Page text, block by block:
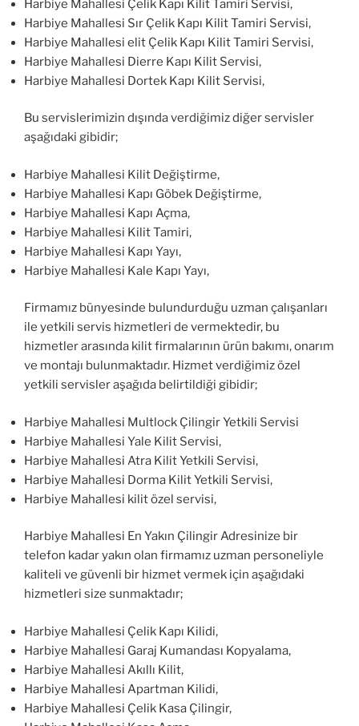
Harbiye Mahallesi Çelik Kapı Kilit Tamiri Servisi,
Harbiye Mahallesi Sır Çelik Kapı Kilit Tamiri Servisi,
Harbiye Mahallesi elit Çelik Kapı Kilit Tamiri Servisi,
Harbiye Mahallesi Dierre Kapı Kilit Servisi,
Harbiye Mahallesi Dortek Kapı Kilit Servisi,
Bu servislerimizin dışında verdiğimiz diğer servisler
aşağıdaki gibidir;
Harbiye Mahallesi Kilit Değiştirme,
Harbiye Mahallesi Kapı Göbek Değiştirme,
Harbiye Mahallesi Kapı Açma,
Harbiye Mahallesi Kilit Tamiri,
Harbiye Mahallesi Kapı Yayı,
Harbiye Mahallesi Kale Kapı Yayı,
Firmamız bünyesinde bulundurduğu uzman çalışanları
ile yetkili servis hizmetleri de vermektedir, bu
hizmetler arasında kilit firmalarının ürün bakımı, onarım
ve montajı bulunmaktadır. Hizmet verdiğimiz özel
yetkili servisler aşağıda belirtildiği gibidir;
Harbiye Mahallesi Multlock Çilingir Yetkili Servisi
Harbiye Mahallesi Yale Kilit Servisi,
Harbiye Mahallesi Atra Kilit Yetkili Servisi,
Harbiye Mahallesi Dorma Kilit Yetkili Servisi,
Harbiye Mahallesi kilit özel servisi,
Harbiye Mahallesi En Yakın Çilingir Adresinize bir
telefon kadar yakın olan firmamız uzman personeliyle
kaliteli ve güvenli bir hizmet vermek için aşağıdaki
hizmetleri size sunmaktadır;
Harbiye Mahallesi Çelik Kapı Kilidi,
Harbiye Mahallesi Garaj Kumandası Kopyalama,
Harbiye Mahallesi Akıllı Kilit,
Harbiye Mahallesi Apartman Kilidi,
Harbiye Mahallesi Çelik Kasa Çilingir,